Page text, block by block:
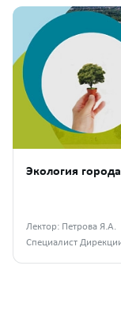
Экология города
Лектор: Петрова Я.А.